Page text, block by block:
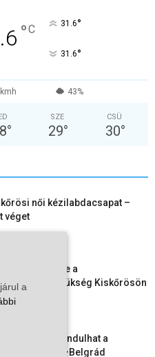
°C 31.6°
31.6°
43%
°
SZE
29°
CSÜ
30°
női kézilabdacsapat –
véget
ezekre a
van most szükség Kiskőrösön
ősszel újraindulhat a
a Budapest–Belgrád
a